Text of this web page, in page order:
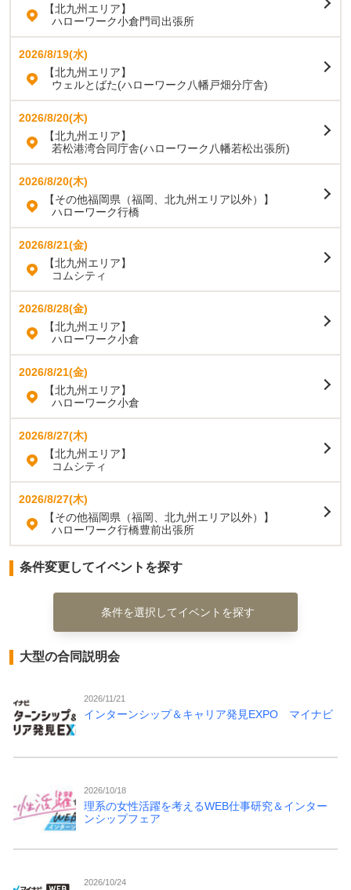
【北九州エリア】
ハローワーク小倉門司出張所
2026/8/19(水)
【北九州エリア】
ウェルとばた(ハローワーク八幡戸畑分庁舎)
2026/8/20(木)
【北九州エリア】
若松港湾合同庁舎(ハローワーク八幡若松出張所)
2026/8/20(木)
【その他福岡県（福岡、北九州エリア以外）】
ハローワーク行橋
2026/8/21(金)
【北九州エリア】
コムシティ
2026/8/28(金)
【北九州エリア】
ハローワーク小倉
2026/8/21(金)
【北九州エリア】
ハローワーク小倉
2026/8/27(木)
【北九州エリア】
コムシティ
2026/8/27(木)
【その他福岡県（福岡、北九州エリア以外）】
ハローワーク行橋豊前出張所
条件変更してイベントを探す
条件を選択してイベントを探す
大型の合同説明会
2026/11/21
インターンシップ＆キャリア発見EXPO マイナビ
2026/10/18
理系の女性活躍を考えるWEB仕事研究＆インター
ンシップフェア
2026/10/24